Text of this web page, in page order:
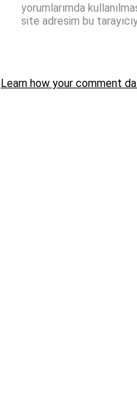
yorumlarımda
site adresim bu
Learn how your comment